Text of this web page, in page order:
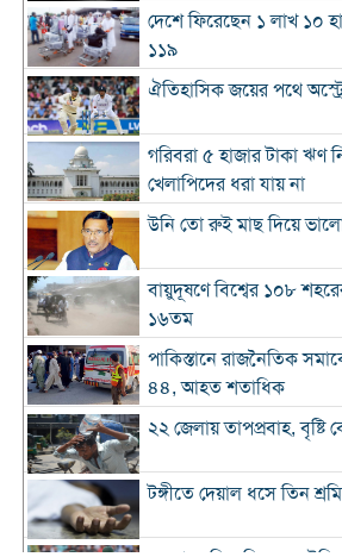
দেশে ফিরেছেন ১ লাখ ১০
১১৯
ঐতিহাসিক জয়ের পথে
গরিবরা ৫ হাজার টাকা ঋণ
খেলাপিদের ধরা যায় না
উনি তো রুই মাছ দিয়ে
বায়ুদূষণে বিশ্বের ১০৮
১৬তম
পাকিস্তানে রাজনৈতিক
৪৪, আহত শতাধিক
২২ জেলায় তাপপ্রবাহ,
টঙ্গীতে দেয়াল ধসে তিন